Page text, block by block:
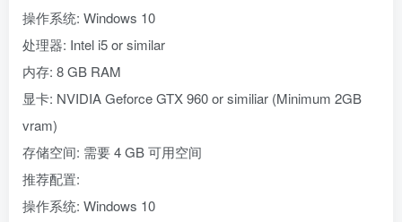
操作系统: Windows 10
处理器: Intel i5 or similar
内存: 8 GB RAM
显卡: NVIDIA Geforce GTX 960 or similiar (Minimum 2GB
vram)
存储空间: 需要 4 GB 可用空间
推荐配置:
操作系统: Windows 10